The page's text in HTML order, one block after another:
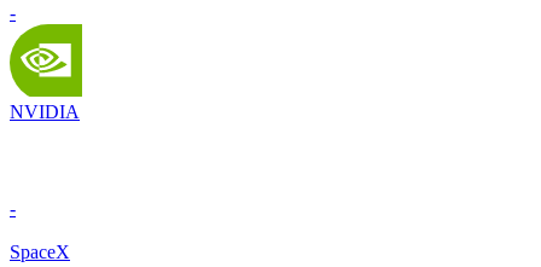
-
NVIDIA
-
SpaceX